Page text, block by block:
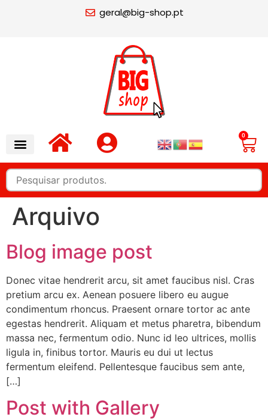
geral@big-shop.pt
0
Arquivo
Blog image post
Donec vitae hendrerit arcu, sit amet faucibus nisl. Cras
pretium arcu ex. Aenean posuere libero eu augue
condimentum rhoncus. Praesent ornare tortor ac ante
egestas hendrerit. Aliquam et metus pharetra, bibendum
massa nec, fermentum odio. Nunc id leo ultrices, mollis
ligula in, finibus tortor. Mauris eu dui ut lectus
fermentum eleifend. Pellentesque faucibus sem ante,
[…]
Post with Gallery